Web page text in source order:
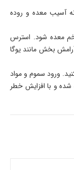
آسیب معده و روده
معده شود. استرس
بخش مانند یوگا
ورود سموم و مواد
شده و با افزایش خطر